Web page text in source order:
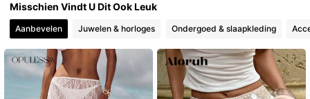
Misschien Vindt U Dit Ook Leuk
Aanbevelen Juwelen & horloges Ondergoed & slaapkleding